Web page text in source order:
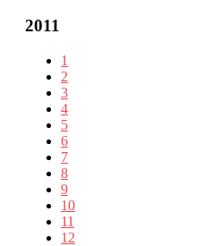
2011
1
2
3
4
5
6
7
8
9
10
11
12